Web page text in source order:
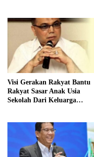
Visi Gerakan Rakyat Bantu
Rakyat Sasar Anak Usia
Sekolah Dari Keluarga